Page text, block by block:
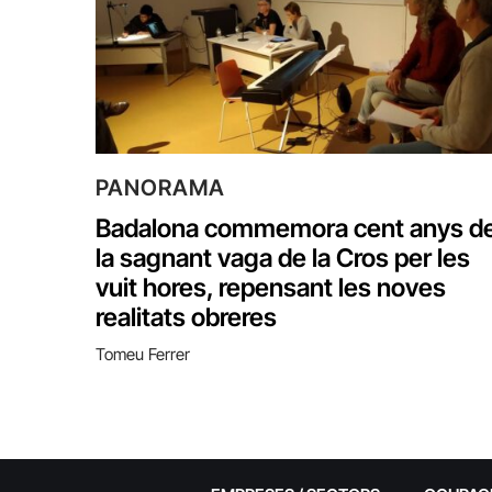
PANORAMA
Badalona commemora cent anys
la sagnant vaga de la Cros per les
vuit hores, repensant les noves
realitats obreres
Tomeu Ferrer